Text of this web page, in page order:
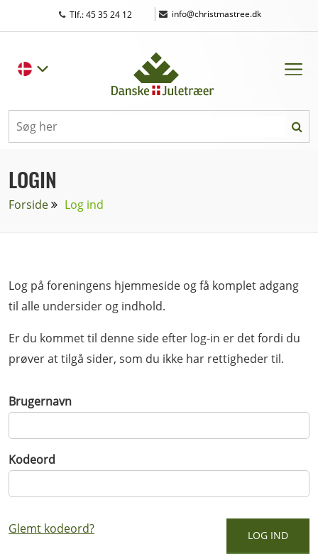
Tlf.: 45 35 24 12 | info@christmastree.dk
LOGIN
Forside Log ind
Log på foreningens hjemmeside og få komplet adgang
til alle undersider og indhold.
Er du kommet til denne side efter log-in er det fordi du
prøver at tilgå sider, som du ikke har rettigheder til.
Brugernavn
Kodeord
Glemt kodeord?